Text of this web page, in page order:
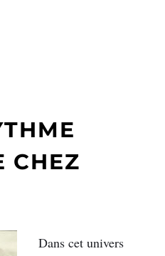
CHEZ
Dans cet univers